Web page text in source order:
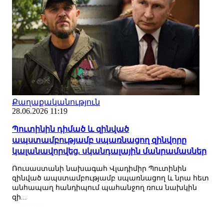
Քաղաքականություն
28.06.2026 11:19
Պուտինին դիմած և զինված
ապստամբությամբ սպառնացող զինվորը
կալանավորվեց. սկանդալային մանրամասներ
Ռուսաստանի նախագահ Վլադիմիր Պուտինին
զինված ապստամբությամբ սպառնացող և նրա հետ
անհապաղ հանդիպում պահանջող ռուս նախկին
զի...